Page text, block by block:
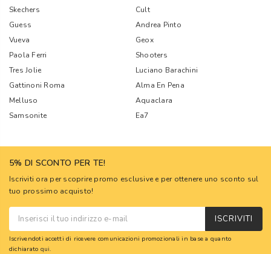
Skechers
Cult
Guess
Andrea Pinto
Vueva
Geox
Paola Ferri
Shooters
Tres Jolie
Luciano Barachini
Gattinoni Roma
Alma En Pena
Melluso
Aquaclara
Samsonite
Ea7
5% DI SCONTO PER TE!
Iscriviti ora per scoprire promo esclusive e per ottenere uno sconto sul
tuo prossimo acquisto!
ISCRIVITI
Iscrivendoti accetti di ricevere comunicazioni promozionali in base a quanto
dichiarato qui.